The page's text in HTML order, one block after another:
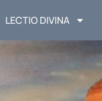
LECTIO DIVINA